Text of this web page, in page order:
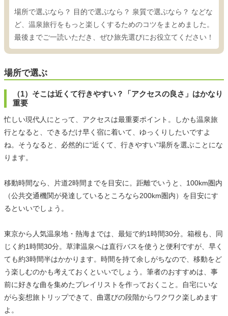
場所で選ぶなら？ 目的で選ぶなら？ 泉質で選ぶなら？ などな
ど、温泉旅行をもっと楽しくするためのコツをまとめました。
最後までご一読いただき、ぜひ旅先選びにお役立てください！
場所で選ぶ
（1）そこは近くて行きやすい？「アクセスの良さ」はかなり
重要
忙しい現代人にとって、アクセスは最重要ポイント。しかも温泉旅
行となると、できるだけ早く宿に着いて、ゆっくりしたいですよ
ね。そうなると、必然的に“近くて、行きやすい”場所を選ぶことにな
ります。
移動時間なら、片道2時間までを目安に。距離でいうと、100km圏内
（公共交通機関が発達しているところなら200km圏内）を目安にす
るといいでしょう。
東京から人気温泉地・熱海までは、最短で約1時間30分。箱根も、同
じく約1時間30分。草津温泉へは直行バスを使うと便利ですが、早く
ても約3時間半はかかります。時間を持て余しがちなので、移動をど
う楽しむのかも考えておくといいでしょう。筆者のおすすめは、事
前に好きな曲を集めたプレイリストを作っておくこと。自宅にいな
がら妄想旅トリップできて、曲選びの段階からワクワク楽しめます
よ。